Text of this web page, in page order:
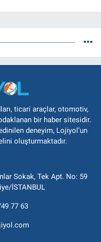
ticari araçlar, otomotiv,
bir haber sitesidir.
deneyim, Lojiyol’un
oluşturmaktadır.
Sokak, Tek Apt. No: 59
İSTANBUL
77 63